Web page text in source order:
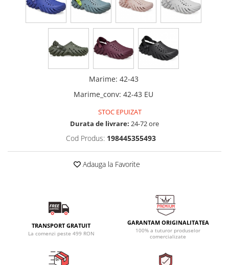
Marime: 42-43
Marime_conv: 42-43 EU
STOC EPUIZAT
Durata de livrare: 24-72 ore
Cod Produs: 198445355493
Adauga la Favorite
TRANSPORT GRATUIT
La comenzi peste 499 RON
GARANTAM ORIGINALITATEA
100% a tuturor produselor
comercializate